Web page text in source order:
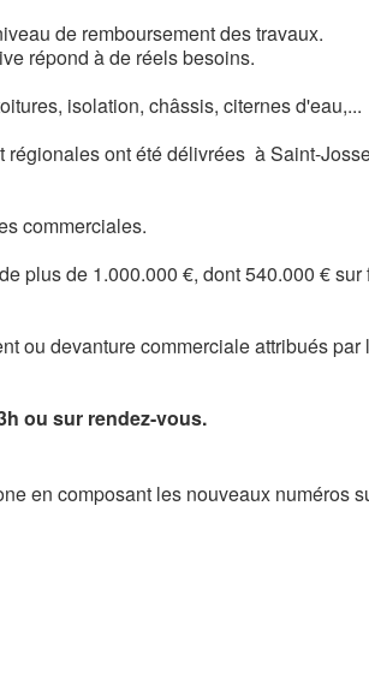
de remboursement des travaux.
répond à de réels besoins.
isolation, châssis, citernes d'eau,...
ont été délivrées à Saint-
commerciales.
plus de 1.000.000 €, dont 540.000 € sur
ou devanture commerciale attribués par
ou sur rendez-vous.
en composant les nouveaux numéros